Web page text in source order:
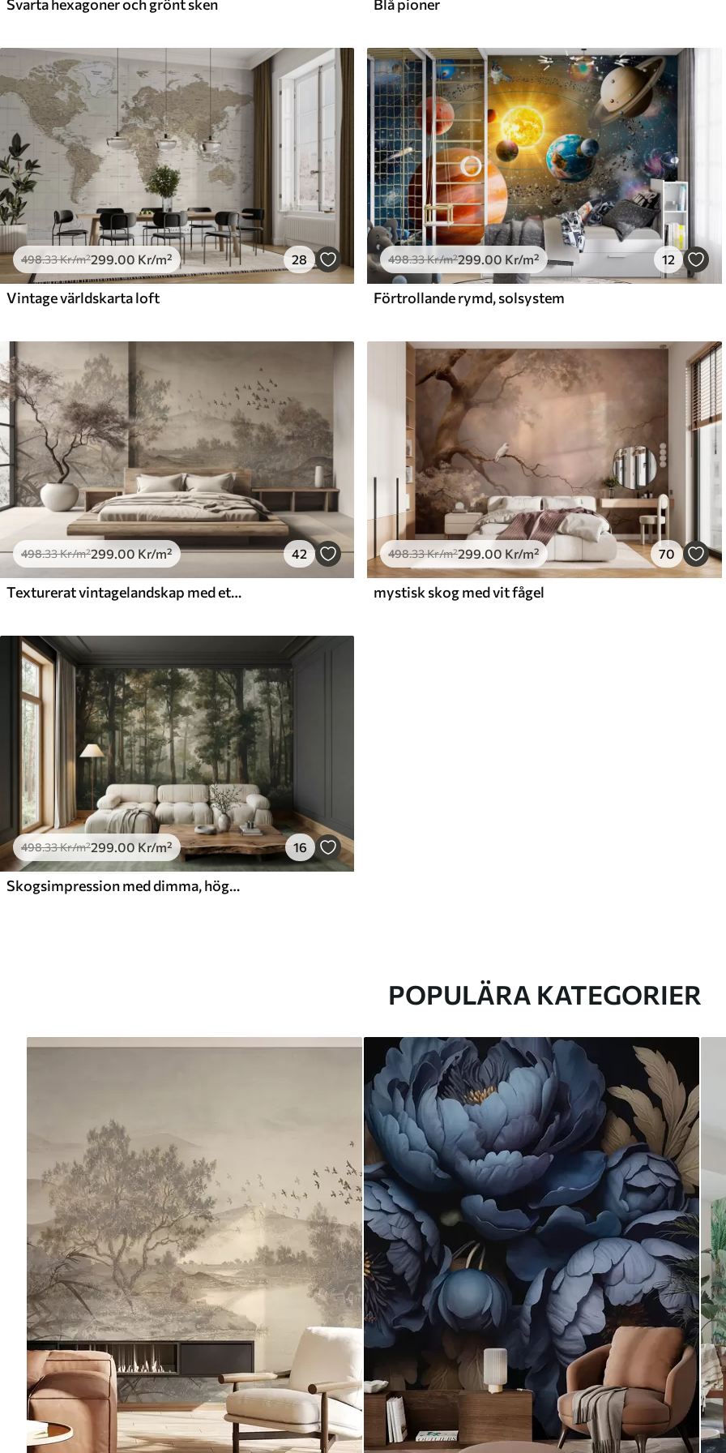
Svarta hexagoner och grönt sken Blå pioner
498.33Kr/m²299.00 Kr/m² 28
Vintage världskarta loft
498.33Kr/m²299.00 Kr/m² 12
Förtrollande rymd, solsystem
498.33Kr/m²299.00Kr/m² 42
Texturerat vintagelandskap med ett träd nära en flod och en molnig himmel, naturkonst i sepiatoner
498.33Kr/m²299 .00 Kr/m² 70
mystisk skog med vit fågel
498.33Kr/m²299.00Kr/m² 16
Skogsimpression med dimma, höga träd och en stig
POPULÄRA KATEGORIER